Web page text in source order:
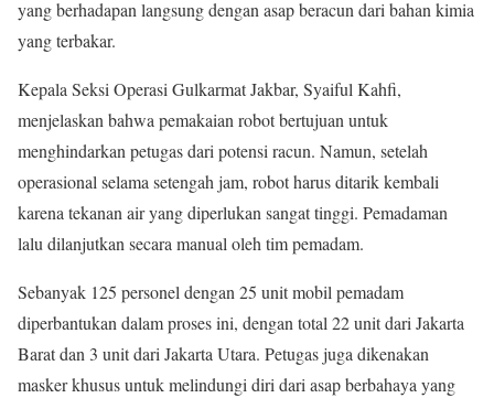
yang berhadapan langsung dengan asap beracun dari bahan kimia
yang terbakar.
Kepala Seksi Operasi Gulkarmat Jakbar, Syaiful Kahfi,
menjelaskan bahwa pemakaian robot bertujuan untuk
menghindarkan petugas dari potensi racun. Namun, setelah
operasional selama setengah jam, robot harus ditarik kembali
karena tekanan air yang diperlukan sangat tinggi. Pemadaman
lalu dilanjutkan secara manual oleh tim pemadam.
Sebanyak 125 personel dengan 25 unit mobil pemadam
diperbantukan dalam proses ini, dengan total 22 unit dari Jakarta
Barat dan 3 unit dari Jakarta Utara. Petugas juga dikenakan
masker khusus untuk melindungi diri dari asap berbahaya yang